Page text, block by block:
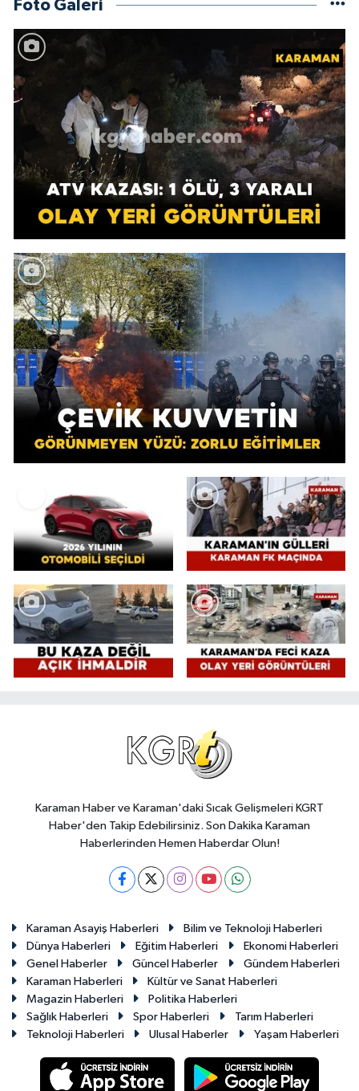
Foto Galeri
Karaman Haber ve Karaman'daki Sıcak Gelişmeleri KGRT
Haber'den Takip Edebilirsiniz. Son Dakika Karaman
Haberlerinden Hemen Haberdar Olun!
Karaman Asayiş Haberleri
Bilim ve Teknoloji Haberleri
Dünya Haberleri
Eğitim Haberleri
Ekonomi Haberleri
Genel Haberler
Güncel Haberler
Gündem Haberleri
Karaman Haberleri
Kültür ve Sanat Haberleri
Magazin Haberleri
Politika Haberleri
Sağlık Haberleri
Spor Haberleri
Tarım Haberleri
Teknoloji Haberleri
Ulusal Haberler Yaşam Haberleri